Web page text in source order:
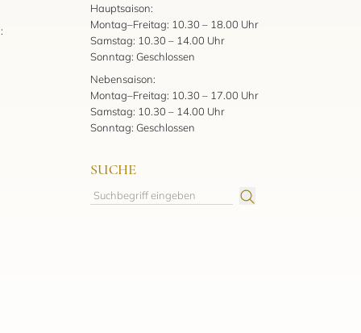
Hauptsaison:
Montag–Freitag: 10.30 – 18.00 Uhr
Samstag: 10.30 – 14.00 Uhr
Sonntag: Geschlossen
Nebensaison:
Montag–Freitag: 10.30 – 17.00 Uhr
Samstag: 10.30 – 14.00 Uhr
Sonntag: Geschlossen
SUCHE